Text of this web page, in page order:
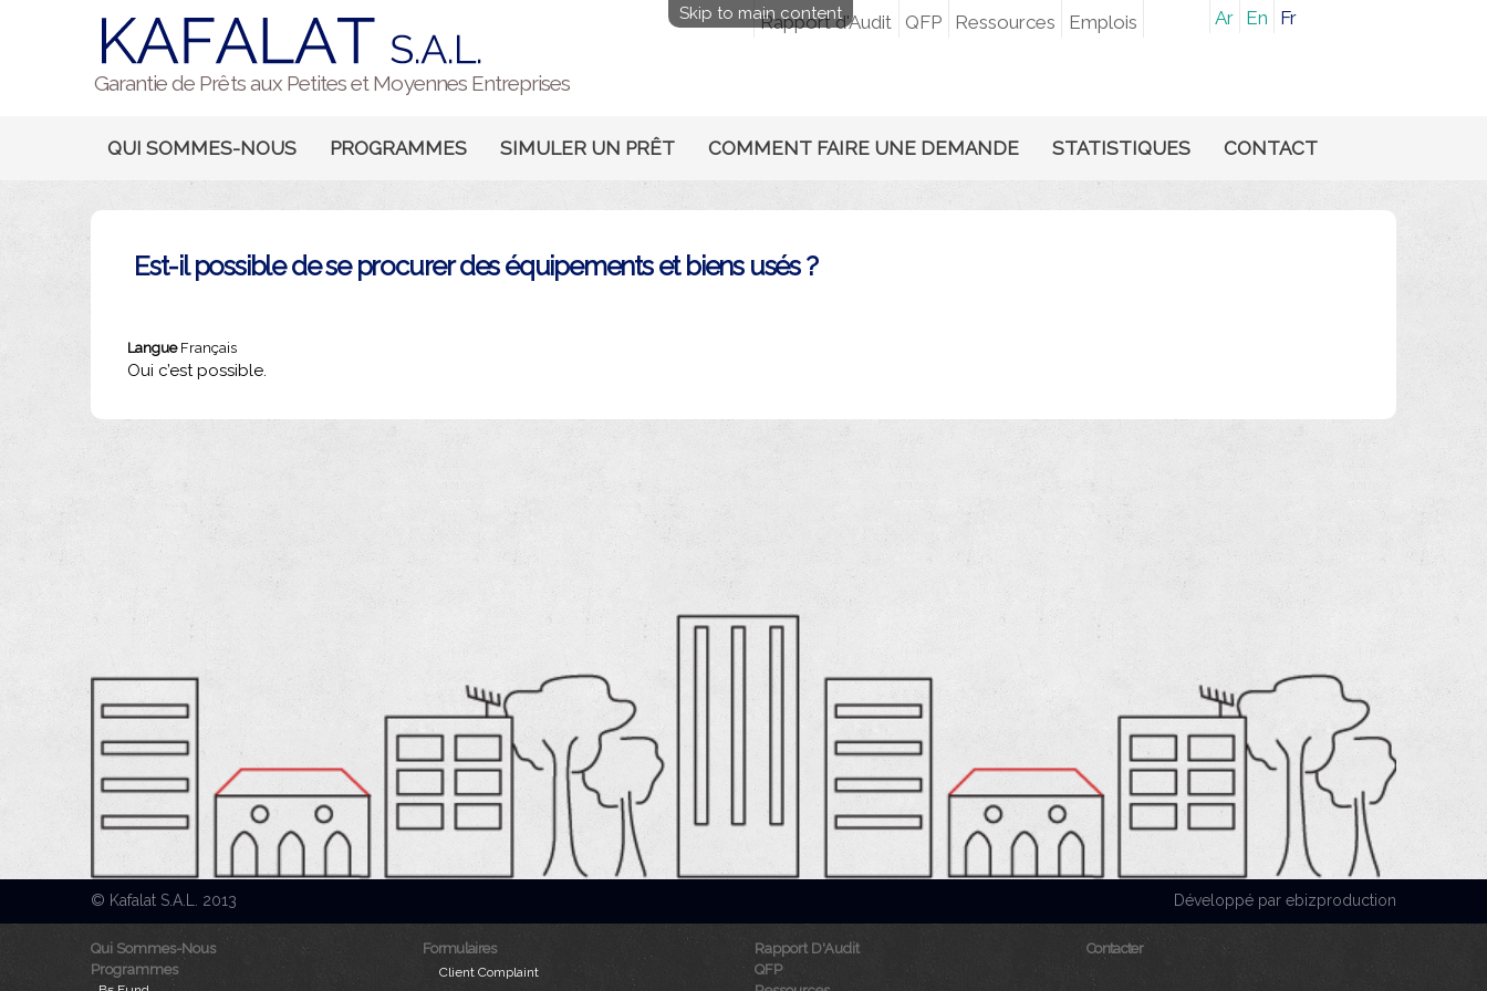
Skip to main content
Garantie de Prêts aux Petites et Moyennes Entreprises
Rapport d'Audit QFP Ressources Emplois Ar En Fr
QUI SOMMES-NOUS PROGRAMMES SIMULER UN PRÊT COMMENT FAIRE UNE DEMANDE STATISTIQUES CONTACT
Est-il possible de se procurer des équipements et biens usés ?
Langue Français
Oui c’est possible.
© Kafalat S.A.L. 2013 Développé par ebizproduction
Qui Sommes-Nous
Programmes
Formulaires
Client Complaint
Rapport D'Audit
QFP
Contacter